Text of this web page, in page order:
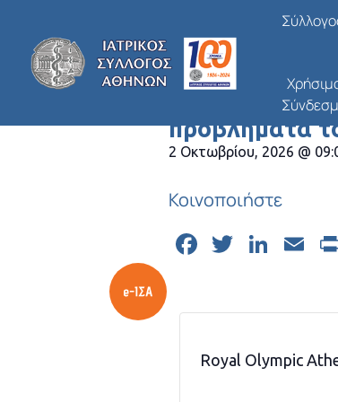
περιεχόμενο
« Όλες οι Εκδηλώσεις
11ο
προβλήματα
2 Οκτωβρίου, 2026 @
Κοινοποιήστε
Facebook
Twitter
Royal Olympic